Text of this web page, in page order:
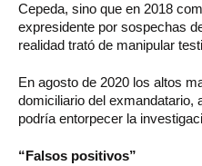
Cepeda, sino que en 2018
expresidente por sospechas
realidad trató de manipular
En agosto de 2020 los altos
domiciliario del exmandatario,
podría entorpecer la
“Falsos positivos”